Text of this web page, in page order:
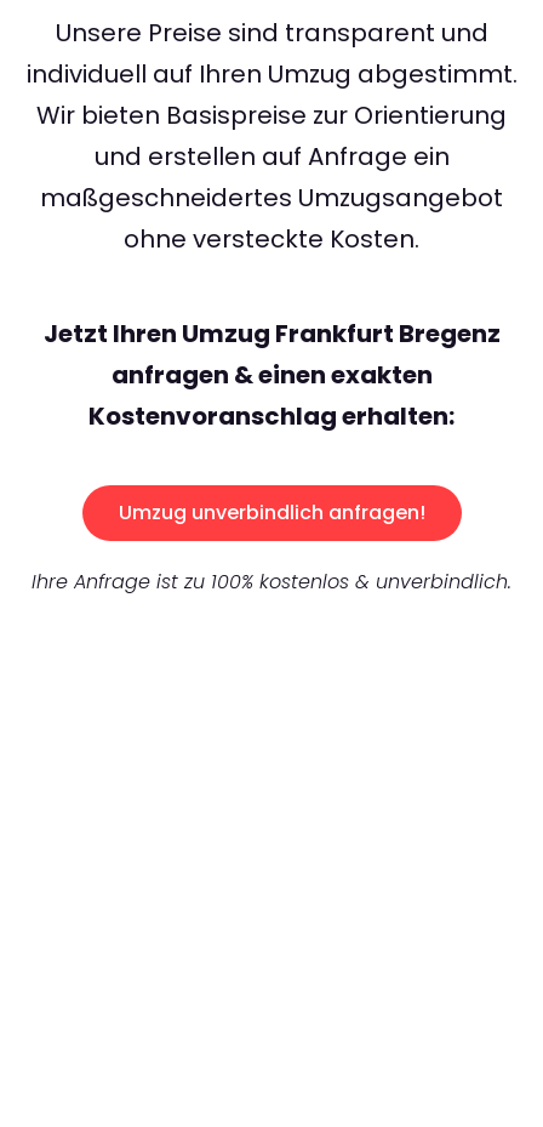
Unsere Preise sind transparent und
individuell auf Ihren Umzug abgestimmt.
Wir bieten Basispreise zur Orientierung
und erstellen auf Anfrage ein
maßgeschneidertes Umzugsangebot
ohne versteckte Kosten.
Jetzt Ihren Umzug Frankfurt Bregenz
anfragen & einen exakten
Kostenvoranschlag erhalten:
Umzug unverbindlich anfragen!
Ihre Anfrage ist zu 100% kostenlos & unverbindlich.